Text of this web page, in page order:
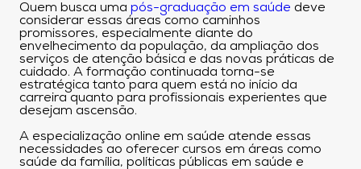
Quem busca uma pós-graduação em saúde deve
considerar essas áreas como caminhos
promissores, especialmente diante do
envelhecimento da população, da ampliação dos
serviços de atenção básica e das novas práticas de
cuidado. A formação continuada torna-se
estratégica tanto para quem está no início da
carreira quanto para profissionais experientes que
desejam ascensão.
A especialização online em saúde atende essas
necessidades ao oferecer cursos em áreas como
saúde da família, políticas públicas em saúde e